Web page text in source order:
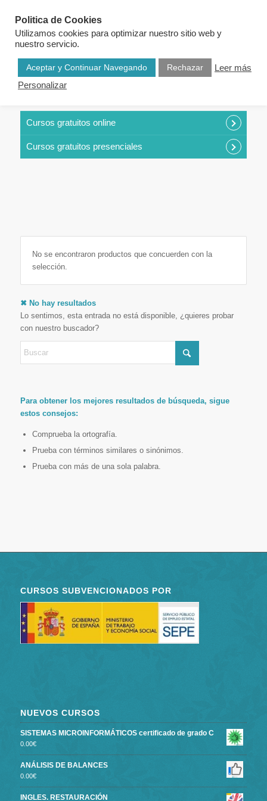
Cursos gratuitos online
Cursos gratuitos presenciales
No se encontraron productos que concuerden con la
selección.
✖ No hay resultados
Lo sentimos, esta entrada no está disponible, ¿quieres probar
con nuestro buscador?
Para obtener los mejores resultados de búsqueda, sigue
estos consejos:
Comprueba la ortografía.
Prueba con términos similares o sinónimos.
Prueba con más de una sola palabra.
CURSOS SUBVENCIONADOS POR
NUEVOS CURSOS
SISTEMAS MICROINFORMÁTICOS certificado de grado C
0.00€
ANÁLISIS DE BALANCES
0.00€
INGLES. RESTAURACIÓN
Politica de Cookies
Utilizamos cookies para optimizar nuestro sitio web y
nuestro servicio.
Aceptar y Continuar Navegando Rechazar
Leer más
Personalizar